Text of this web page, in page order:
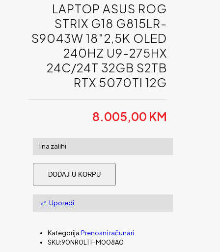
LAPTOP ASUS ROG
STRIX G18 G815LR-
S9043W 18″2,5K OLED
240HZ U9-275HX
24C/24T 32GB S2TB
RTX 5070TI 12G
8.005,00 KM
1 na zalihi
Laptop
ROG
STRIX
G18
G815LR-
18"2,5K
OLED
DODAJ U KORPU
Uporedi
Kategorija:Prenosni računari
SKU:90NR0LT1-M008A0